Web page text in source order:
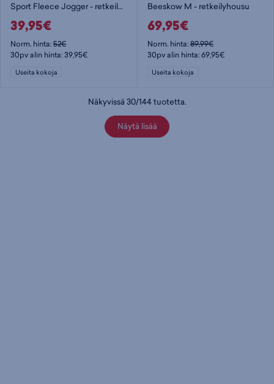
Sport Fleece Jogger - retkeilyhousu
39,95€
Norm. hinta:52€
30pv alin hinta: 39,95€
Useita kokoja
Beeskow M - retkeilyhousu
69,95€
Norm. hinta:89,99€
30pv alin hinta: 69,95€
Useita kokoja
Näkyvissä 30/144tuotetta.
Näytä lisää